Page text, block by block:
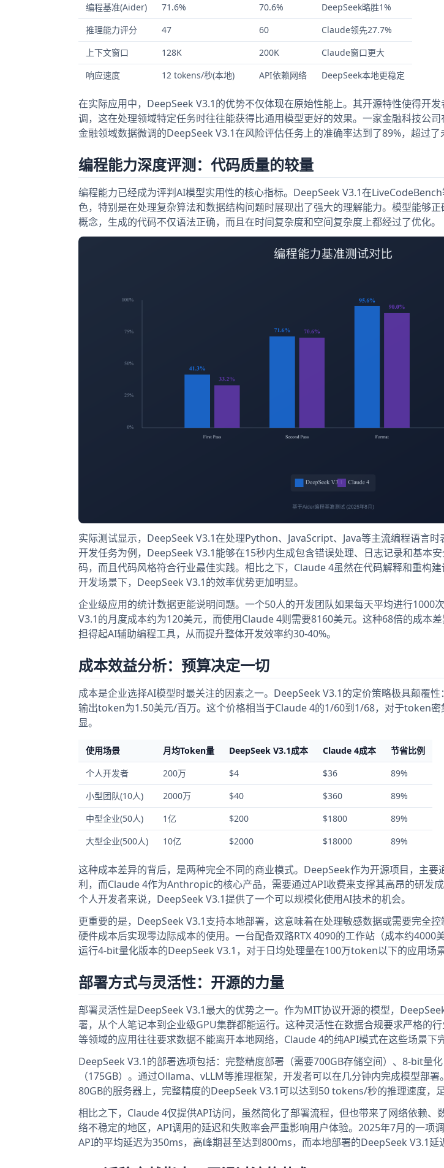
编程基准(Aider)
71.6% 70.6%
DeepSeek略胜1%
推理能力评分
47 60
Claude领先27.7%
上下文窗口
128K 200K
Claude窗口更大
响应速度
12 tokens/秒(本地) API依赖网络 DeepSeek本地更稳定
在实际应用中，DeepSeek V3.1的优势不仅体现在原始性能上。其开源特性使得开
调，这在处理领域特定任务时往往能获得比通用模型更好的效果。一家金融科技公
金融领域数据微调的DeepSeek V3.1在风险评估任务上的准确率达到了89%，超过了
编程能力深度评测：代码质量的较量
编程能力已经成为评判AI模型实用性的核心指标。DeepSeek V3.1在
色，特别是在处理复杂算法和数据结构问题时展现出了强大的理解能力。模型能够
概念，生成的代码不仅语法正确，而且在时间复杂度和空间复杂度上都经过了优化。
实际测试显示，DeepSeek V3.1在处理Python、JavaScript、Java等主流编程语言
开发任务为例，DeepSeek V3.1能够在15秒内生成包含错误处理、日志记录和基本
码，而且代码风格符合行业最佳实践。相比之下，Claude 4虽然在代码解释和重构
开发场景下，DeepSeek V3.1的效率优势更加明显。
企业级应用的统计数据更能说明问题。一个50人的开发团队如果每天平均进行1000
V3.1的月度成本约为120美元，而使用Claude 4则需要8160美元。这种68倍的成本
担得起AI辅助编程工具，从而提升整体开发效率约30-40%。
成本效益分析：预算决定一切
成本是企业选择AI模型时最关注的因素之一。DeepSeek V3.1的定价策略极具颠覆
输出token为1.50美元/百万。这个价格相当于Claude 4的1/60到1/68，对于token密
显。
使用场景 月均Token量 DeepSeek V3.1成本 Claude 4成本
节省比例
个人开发者
200万 $4 $36
89%
小型团队(10人)
2000万 $40 $360
89%
中型企业(50人)
1亿 $200 $1800
89%
大型企业(500人)
10亿 $2000 $18000 89%
这种成本差异的背后，是两种完全不同的商业模式。DeepSeek作为开源项目，主要
利，而Claude 4作为Anthropic的核心产品，需要通过API收费来支撑其高昂的研发
个人开发者来说，DeepSeek V3.1提供了一个可以规模化使用AI技术的机会。
更重要的是，DeepSeek V3.1支持本地部署，这意味着在处理敏感数据或需要完全
硬件成本后实现零边际成本的使用。一台配备双路RTX 4090的工作站（成本约
运行4-bit量化版本的DeepSeek V3.1，对于日均处理量在100万token以下的应用场
部署方式与灵活性：开源的力量
部署灵活性是DeepSeek V3.1最大的优势之一。作为MIT协议开源的模型，
署，从个人笔记本到企业级GPU集群都能运行。这种灵活性在数据合规要求严格的
等领域的应用往往要求数据不能离开本地网络，Claude 4的纯API模式在这些场景下
DeepSeek V3.1的部署选项包括：完整精度部署（需要700GB存储空间）、8-bit量
（175GB）。通过Ollama、vLLM等推理框架，开发者可以在几分钟内完成模型部
80GB的服务器上，完整精度的DeepSeek V3.1可以达到50 tokens/秒的推理速度，
相比之下，Claude 4仅提供API访问，虽然简化了部署流程，但也带来了网络依赖、
络不稳定的地区，API调用的延迟和失败率会严重影响用户体验。2025年7月的一项
API的平均延迟为350ms，高峰期甚至达到800ms，而本地部署的DeepSeek V3.1延